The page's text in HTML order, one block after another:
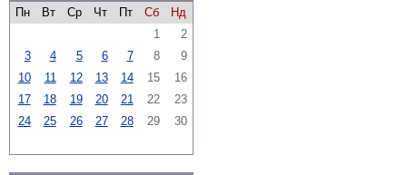
Пн
Вт Ср Чт Пт Сб
Нд
1
2
3
4 5 6 7 8
9
10
11 12 13 14 15
16
17
18 19 20 21 22
23
24
25 26 27 28 29 30